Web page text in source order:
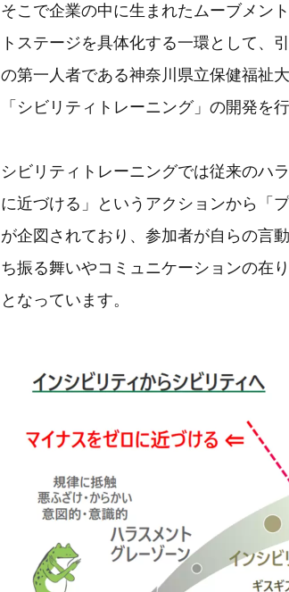
そこで企業の中に生まれたムーブメン
トステージを具体化する一環として、
の第一人者である神奈川県立保健福祉
「シビリティトレーニング」の開発を
シビリティトレーニングでは従来のハ
に近づける」というアクションから「
が企図されており、参加者が自らの言
ち振る舞いやコミュニケーションの在
となっています。